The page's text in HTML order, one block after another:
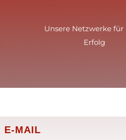
Unsere Netzwerke für
Erfolg
E-MAIL